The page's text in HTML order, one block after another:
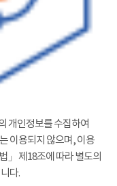
개인정보를 수집하여
이용되지 않으며, 이용
」 제18조에 따라 별도의
다.